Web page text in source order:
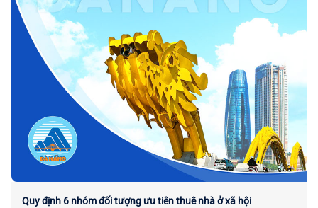
Quy định 6 nhóm đối tượng ưu tiên thuê nhà ở xã hội